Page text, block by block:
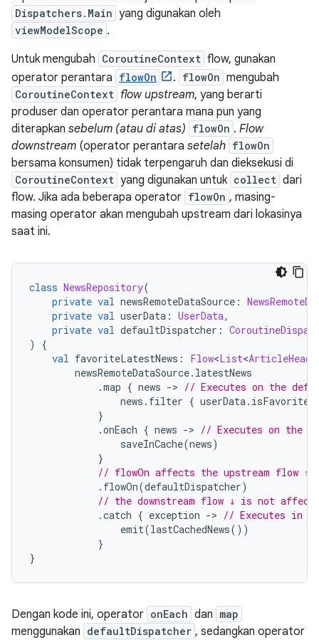
Dispatchers.Main yang digunakan oleh
viewModelScope .
Untuk mengubah CoroutineContext flow, gunakan
operator perantara flowOn . flowOn mengubah
CoroutineContext flow upstream, yang berarti
produser dan operator perantara mana pun yang
diterapkan sebelum (atau di atas) flowOn . Flow
downstream (operator perantara setelah flowOn
bersama konsumen) tidak terpengaruh dan dieksekusi di
CoroutineContext yang digunakan untuk collect dari
flow. Jika ada beberapa operator flowOn , masing-
masing operator akan mengubah upstream dari lokasinya
saat ini.
class NewsRepository(
private val newsRemoteDataSource :
private val userData : UserData,
private val defaultDispatcher :
)
{
val favoriteLatestNews : Flow<List<
newsRemoteDataSource. latestNews
.map { news -> // Executes on the
news . filter { userData.
}
.onEach { news -> // Executes on the
saveInCache(news)
}
// flowOn affects the upstream flow ↑
. flowOn(defaultDispatcher)
// the downstream flow ↓ is not
.catch { exception -> // Executes in
emit(lastCachedNews())
}
}
Dengan kode ini, operator onEach dan map
menggunakan defaultDispatcher , sedangkan operator